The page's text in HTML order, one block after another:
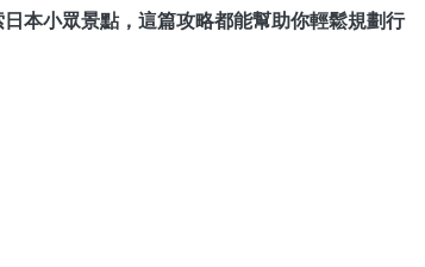
本小眾景點，這篇攻略都能幫助你輕鬆規劃行